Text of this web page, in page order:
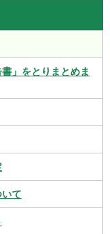
」をとりまとめま
て